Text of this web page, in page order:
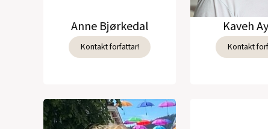
Anne Bjørkedal
Kontakt forfattar!
Kaveh
Kontakt